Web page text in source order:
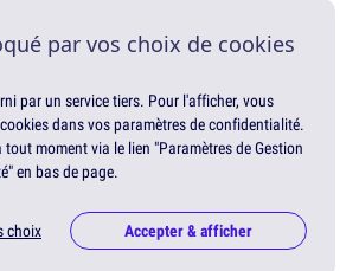
par vos choix de cookies
par un service tiers. Pour l'afficher, vous
dans vos paramètres de confidentialité.
moment via le lien "Paramètres de Gestion
en bas de page.
choix Accepter & afficher